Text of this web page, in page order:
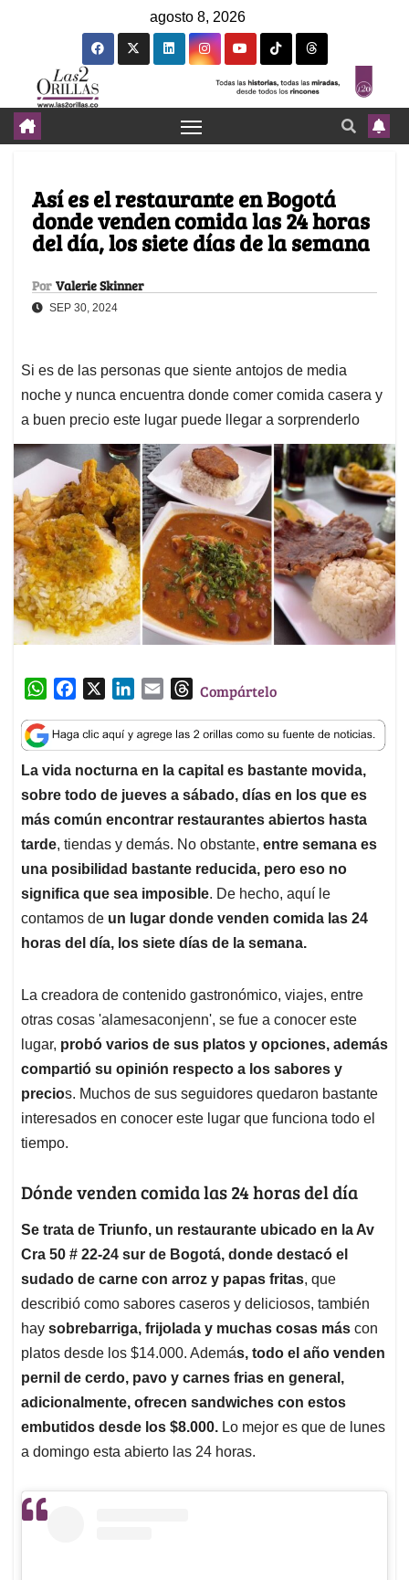
agosto 8, 2026
Así es el restaurante en Bogotá
donde venden comida las 24 horas
del día, los siete días de la semana
Por Valerie Skinner
SEP 30, 2024
Si es de las personas que siente antojos de media
noche y nunca encuentra donde comer comida casera y
a buen precio este lugar puede llegar a sorprenderlo
W
a
t
s
A
p
p
c
e
b
o
o
k
n
k
e
d
I
n
a
i
l
T
r
e
a
d
s
Compártelo
La vida nocturna en la capital es bastante movida,
sobre todo de jueves a sábado, días en los que es
más común encontrar restaurantes abiertos hasta
tarde, tiendas y demás. No obstante, entre semana es
una posibilidad bastante reducida, pero eso no
significa que sea imposible. De hecho, aquí le
contamos de un lugar donde venden comida las 24
horas del día, los siete días de la semana.
La creadora de contenido gastronómico, viajes, entre
otras cosas 'alamesaconjenn', se fue a conocer este
lugar, probó varios de sus platos y opciones, además
compartió su opinión respecto a los sabores y
precios. Muchos de sus seguidores quedaron bastante
interesados en conocer este lugar que funciona todo el
tiempo.
Dónde venden comida las 24 horas del día
Se trata de Triunfo, un restaurante ubicado en la Av
Cra 50 # 22-24 sur de Bogotá, donde destacó el
sudado de carne con arroz y papas fritas, que
describió como sabores caseros y deliciosos, también
hay sobrebarriga, frijolada y muchas cosas más con
platos desde los $14.000. Además, todo el año venden
pernil de cerdo, pavo y carnes frias en general,
adicionalmente, ofrecen sandwiches con estos
embutidos desde los $8.000. Lo mejor es que de lunes
a domingo esta abierto las 24 horas.